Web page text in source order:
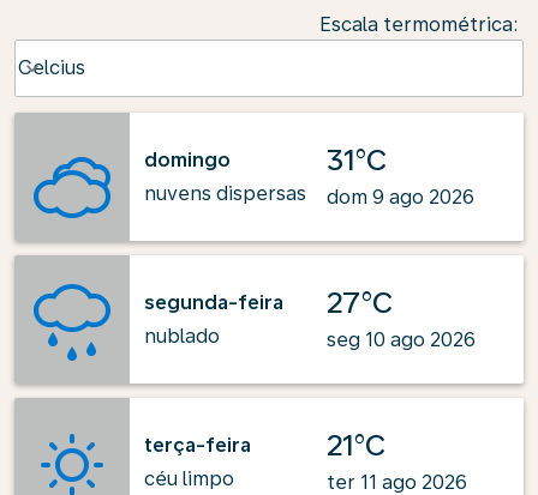
Escala termométrica:
Celcius
keyboard_arrow_down
domingo
nuvens dispersas
31°C
dom 9 ago 2026
segunda-feira
nublado
27°C
seg 10 ago 2026
terça-feira
céu limpo
21°C
ter 11 ago 2026